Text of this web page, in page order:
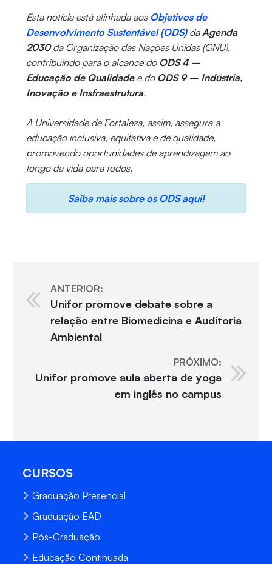
Esta notícia está alinhada aos Objetivos de
Desenvolvimento Sustentável (ODS)daAgenda
2030da Organização das Nações Unidas (ONU),
contribuindo para o alcance do ODS 4 –
Educação de Qualidadee do ODS 9 – Indústria,
Inovação e Insfraestrutura.
A Universidade de Fortaleza, assim, assegura a
educação inclusiva, equitativa e de qualidade,
promovendo oportunidades de aprendizagem ao
longo da vida para todos.
Saiba mais sobre os ODS aqui!
ANTERIOR:
Unifor promove debate sobre a
relação entre Biomedicina e Auditoria
Ambiental
PRÓXIMO:
Unifor promove aula aberta de yoga
em inglês no campus
CURSOS
Graduação Presencial
Graduação EAD
Pós-Graduação
Educação Continuada